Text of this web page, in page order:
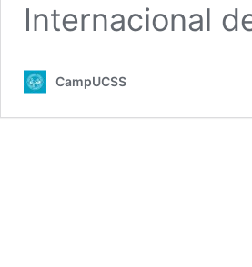
Internacional
CampUCSS